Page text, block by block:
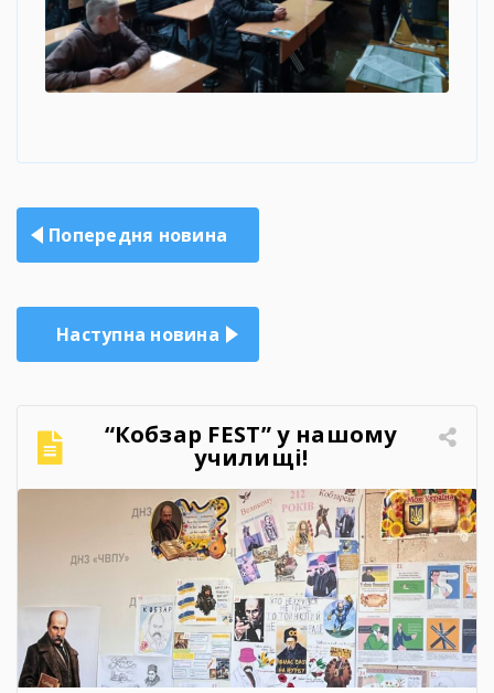
Навігація
записів
Попередня новина
Наступна новина
“Кобзар FEST” у нашому
училищі!